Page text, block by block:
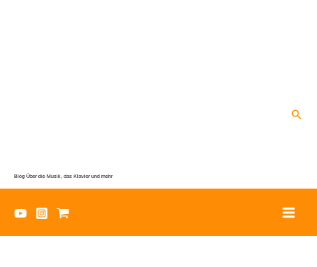
Blog Über die Musik, das Klavier und mehr